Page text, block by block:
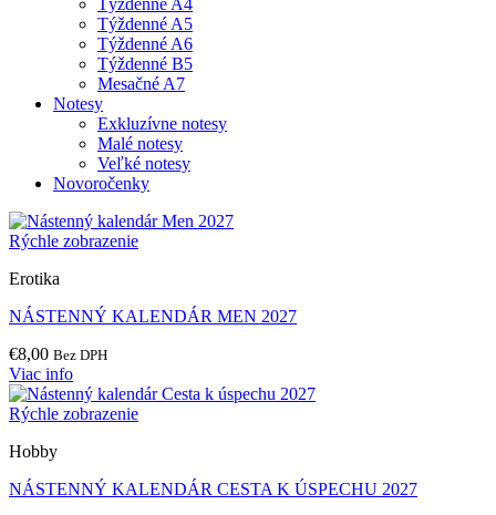
Týždenné A5
Týždenné A6
Týždenné B5
Mesačné A7
Notesy
Exkluzívne notesy
Malé notesy
Veľké notesy
Novoročenky
Rýchle zobrazenie
Erotika
NÁSTENNÝ KALENDÁR MEN 2027
€8,00 Bez DPH
Viac info
Rýchle zobrazenie
Hobby
NÁSTENNÝ KALENDÁR CESTA K ÚSPECHU 2027